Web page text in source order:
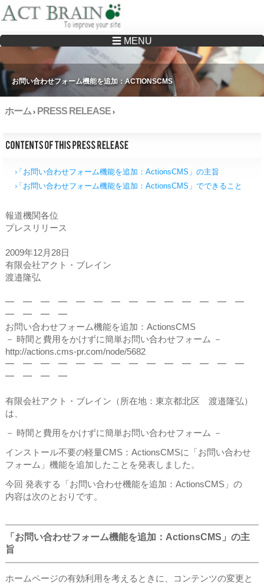
Drupalサイトの制作・保守をどこに頼んでいいか分からない方へ…まずはご相談く
☰ MENU
お問い合わせフォーム機能を追加：ACTIONSCMS
ホーム › PRESS RELEASE ›
「お問い合わせフォーム機能を追加：ActionsCMS」の主旨
「お問い合わせフォーム機能を追加：ActionsCMS」でできること
報道機関各位
プレスリリース
2009年12月28日
有限会社アクト・ブレイン
渡邉隆弘
━ ━ ━ ━ ━ ━ ━ ━ ━ ━ ━ ━ ━ ━
━ ━ ━ ━
お問い合わせフォーム機能を追加：ActionsCMS
－ 時間と費用をかけずに簡単お問い合わせフォーム －
http://actions.cms-pr.com/node/5682
━ ━ ━ ━ ━ ━ ━ ━ ━ ━ ━ ━ ━ ━
━ ━ ━ ━
有限会社アクト・ブレイン（所在地：東京都北区 渡邉隆弘）
は、
－ 時間と費用をかけずに簡単お問い合わせフォーム －
インストール不要の軽量CMS：ActionsCMSに「お問い合わせ
フォーム」機能を追加したことを発表しました。
今回 発表する「お問い合わせ機能を追加：ActionsCMS」の
内容は次のとおりです。
「お問い合わせフォーム機能を追加：ActionsCMS」の主
旨
ホームページの有効利用を考えるときに、コンテンツの変更と